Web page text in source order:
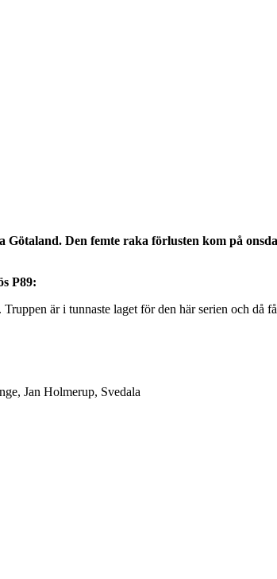
Den femte raka förlusten kom på
P89:
är i tunnaste laget för den här serien och
Jan Holmerup, Svedala